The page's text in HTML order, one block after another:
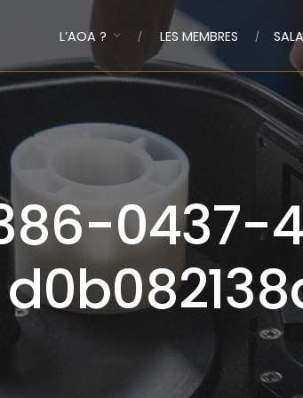
L’AOA ? LES MEMBRES
0437-